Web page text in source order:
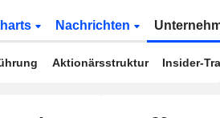
Nachrichten
Aktionärsstruktur Insider-